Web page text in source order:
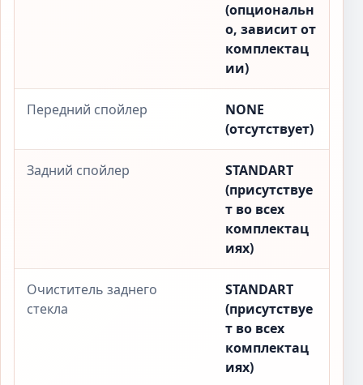
(опциональн
о, зависит от
комплектац
ии)
Передний спойлер
NONE
(отсутствует)
Задний спойлер
STANDART
(присутствуе
т во всех
комплектац
иях)
Очиститель заднего
стекла
STANDART
(присутствуе
т во всех
комплектац
иях)